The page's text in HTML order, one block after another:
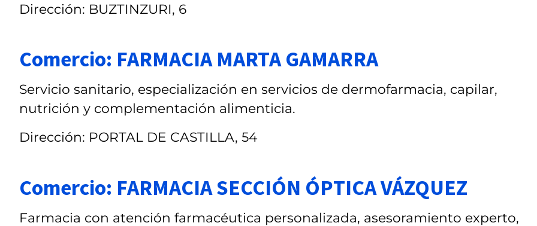
Dirección: BUZTINZURI, 6
Comercio: FARMACIA MARTA GAMARRA
Servicio sanitario, especialización en servicios de dermofarmacia, capilar,
nutrición y complementación alimenticia.
Dirección: PORTAL DE CASTILLA, 54
Comercio: FARMACIA SECCIÓN ÓPTICA VÁZQUEZ
Farmacia con atención farmacéutica personalizada, asesoramiento experto,